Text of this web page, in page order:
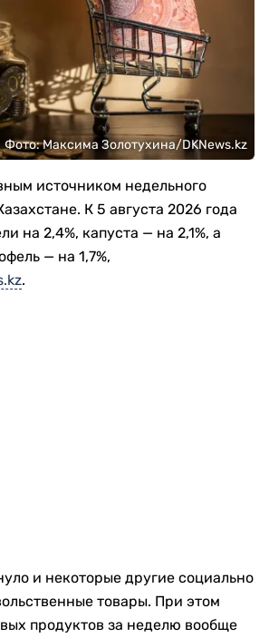
Фото: Максима Золотухина/DKNews.kz
источником недельного
К 5 августа 2026 года
на 2,4%, капуста — на 2,1%, а
— на 1,7%,
.
и некоторые другие социально
товары. При этом
продуктов за неделю вообще